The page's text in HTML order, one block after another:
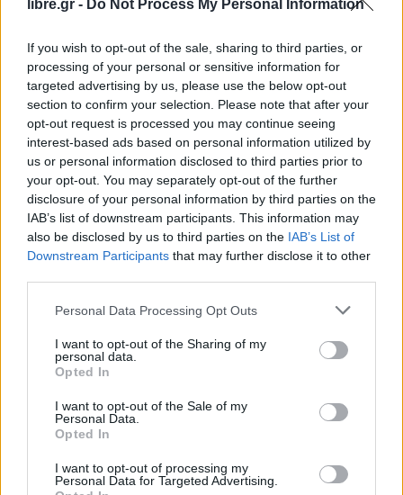
libre.gr - Do Not Process My Personal Information
If you wish to opt-out of the sale, sharing to third parties, or
processing of your personal or sensitive information for
targeted advertising by us, please use the below opt-out
section to confirm your selection. Please note that after your
opt-out request is processed you may continue seeing
interest-based ads based on personal information utilized by
us or personal information disclosed to third parties prior to
your opt-out. You may separately opt-out of the further
disclosure of your personal information by third parties on the
IAB’s list of downstream participants. This information may
also be disclosed by us to third parties on the IAB’s List of
Downstream Participants that may further disclose it to other
Personal Data Processing Opt Outs
I want to opt-out of the Sharing of my
personal data.
Opted In
I want to opt-out of the Sale of my
Personal Data.
Opted In
I want to opt-out of processing my
Personal Data for Targeted Advertising.
«Ένα πράγμα δεν θα θέσω σε κίνδυνο: τη
αφήσουμε χρέη στα παιδιά μας», υπογράμμισε.
Παράλληλα, άφησε ανοιχτό το ενδεχόμενονέων
μέτρων στήριξης τους επόμενους μήνες,
επισημαίνοντας όμως ότι αυτά θα γίνουν «χωρίς
να διακινδυνεύσουμε το μέλλον της χώρας».
Ακρίβεια και στήριξη της κοινωνίας
Ο κ. Μητσοτάκης αναγνώρισε ότιη
καθημερινότητα παραμένει δύσκοληγια πολλά
νοικοκυριά εξαιτίας τηςακρίβειας
«Τα πράγματα στην καθημερινότητα δεν είναι
εύκολα. Αντιμετωπίζουμε κύμα ακρίβειας»,
συνεχίσει να στηρίζει τους πολίτες.
μετατρέπεται σε μέρισμα κοινωνικής προκοπής»,